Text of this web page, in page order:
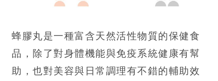
蜂膠丸是一種富含天然活性物質的保健食
品，除了對身體機能與免疫系統健康有幫
助，也對美容與日常調理有不錯的輔助效